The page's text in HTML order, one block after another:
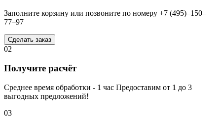
Заполните корзину или позвоните по номеру +7 (495)–150–
77–97
Сделать заказ
02
Получите расчёт
Среднее время обработки - 1 час Предоставим от 1 до 3
выгодных предложений!
03